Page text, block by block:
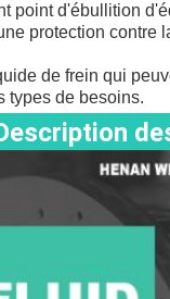
point d'ébullition
protection contre
de frein qui
types de besoins.